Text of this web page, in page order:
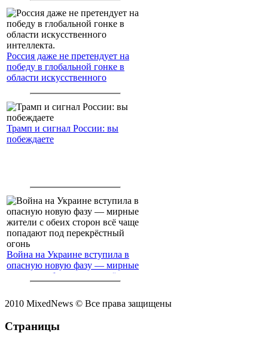
Россия даже не претендует на
победу в глобальной гонке в
области искусственного
Трамп и сигнал России: вы
побеждаете
Война на Украине вступила в
опасную новую фазу — мирные
жители с обеих сторон всё чаще
2010 MixedNews © Все права защищены
Страницы